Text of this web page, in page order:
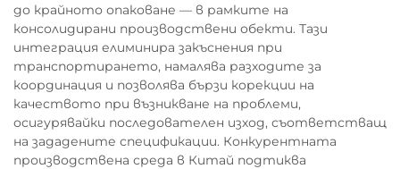
до крайното опаковане — в рамките на
консолидирани производствени обекти. Тази
интеграция елиминира закъснения при
транспортирането, намалява разходите за
координация и позволява бързи корекции на
качеството при възникване на проблеми,
осигурявайки последователен изход, съответстващ
на зададените спецификации. Конкурентната
производствена среда в Китай подтиква